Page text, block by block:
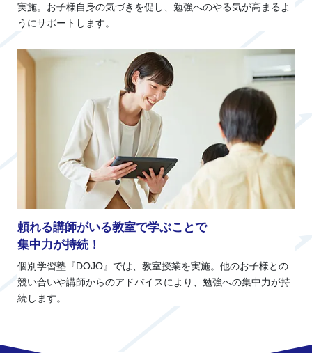
実施。お子様自身の気づきを促し、勉強へのやる気が高まるよ
うにサポートします。
頼れる講師がいる教室で学ぶことで
集中力が持続！
個別学習塾『DOJO』では、教室授業を実施。他のお子様との
競い合いや講師からのアドバイスにより、勉強への集中力が持
続します。